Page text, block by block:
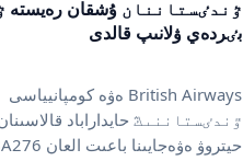
ٷندٸستاننان ۇشقان
بٸردەي ۋلانىپ قالدى
British Airways ەۋە كومپانيياسى
ٷندٸستاننىڭ حايداراباد
حيتروۋ ەۋەجايىنا باعىت العان BA276...